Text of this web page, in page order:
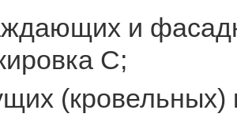
и
С;
(кровельных)